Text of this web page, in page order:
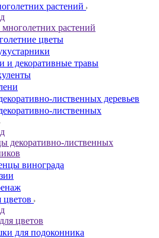
растений
многолетних растений
цветы
и декоративные травы
лиственных деревьев
лиственных
декоративно-лиственных
винограда
цветов
для подоконника